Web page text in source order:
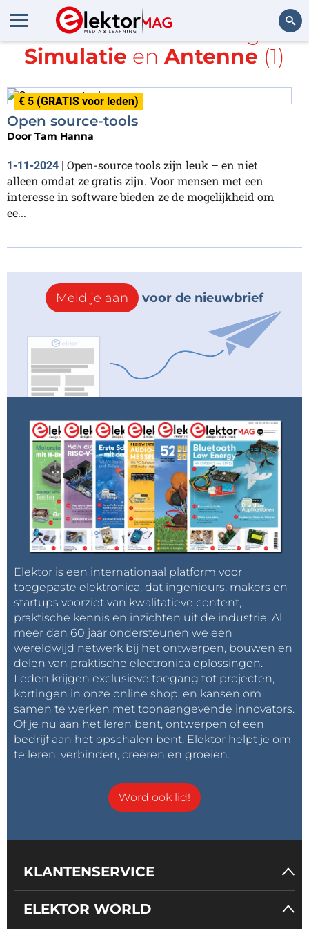
Zoeken
Alle items met de tags
Simulatie en Antenne (1)
€ 5 (GRATIS voor leden)
Open source-tools
Door Tam Hanna
1-11-2024 | Open-source tools zijn leuk – en niet
alleen omdat ze gratis zijn. Voor mensen met een
interesse in software bieden ze de mogelijkheid om
ee...
Meld je aan voor de nieuwbrief
Elektor is een internationaal platform voor
toegepaste elektronica, dat ingenieurs, makers en
startups voorziet van kwalitatieve content,
praktische kennis en inzichten uit de industrie. Al
meer dan 60 jaar ondersteunen we een
wereldwijd netwerk bij het ontwerpen, bouwen en
delen van praktische electronica oplossingen.
Leden krijgen exclusieve toegang tot projecten,
kortingen in onze online shop, en kansen om
samen te werken met toonaangevende innovators.
Of je nu aan het leren bent, ontwerpen of een
bedrijf aan het opschalen bent, Elektor helpt je om
te leren, verbinden, creëren en groeien.
Word ook lid!
KLANTENSERVICE
ELEKTOR WORLD